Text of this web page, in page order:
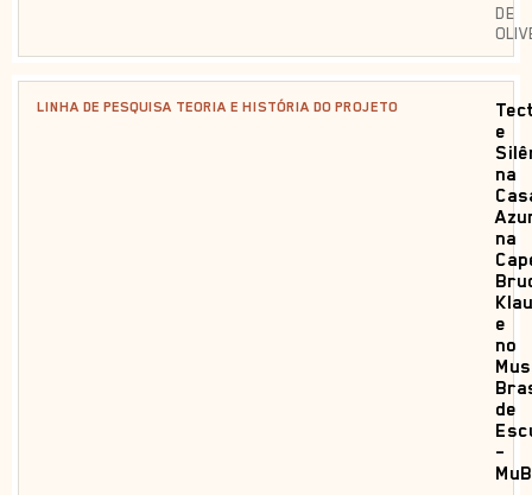
DE
LINHA DE PESQUISA TEORIA E HISTÓRIA DO PROJETO
e
na
na
e
no
de
–